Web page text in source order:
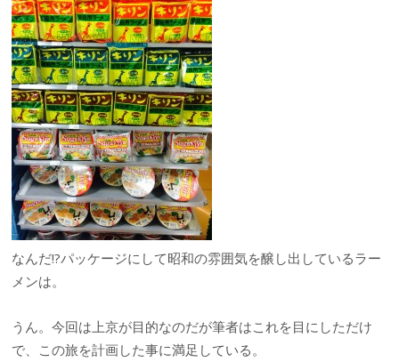
なんだ!?パッケージにして昭和の雰囲気を醸し出しているラー
メンは。
うん。今回は上京が目的なのだが筆者はこれを目にしただけ
で、この旅を計画した事に満足している。